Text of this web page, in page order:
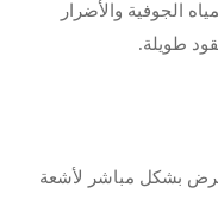
الجوفية والأضرار
طويلة.
بشكل مباشر لأشعة